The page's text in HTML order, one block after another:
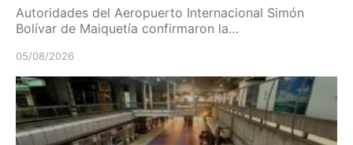
Autoridades del Aeropuerto Internacional Simón
Bolívar de Maiquetía confirmaron la…
05/08/2026